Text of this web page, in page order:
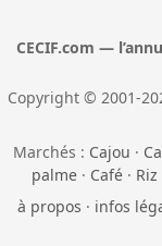
CECIF.com —
Copyright © 2001-
Marchés : Cajou ·
palme· Café· Riz
à propos · infos